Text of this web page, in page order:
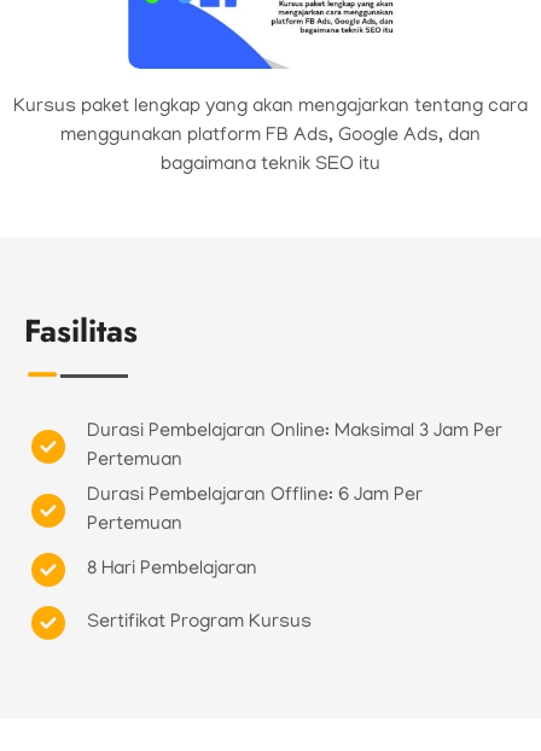
Kursus paket lengkap yang akan mengajarkan tentang cara
menggunakan platform FB Ads, Google Ads, dan
bagaimana teknik SEO itu
Fasilitas
Durasi Pembelajaran Online: Maksimal 3 Jam Per
Pertemuan
Durasi Pembelajaran Offline: 6 Jam Per
Pertemuan
8 Hari Pembelajaran
Sertifikat Program Kursus